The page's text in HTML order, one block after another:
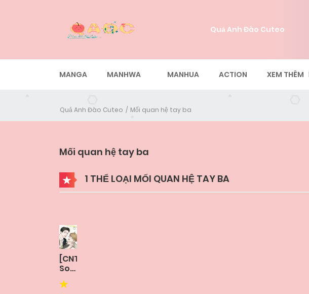
Quả Anh Đào Cuteo
MANGA MANHWA MANHUA ACTION XEM THÊM
Quả Anh Đào Cuteo Mối quan hệ tay ba
Mối quan hệ tay ba
1 THỂ LOẠI MỐI QUAN HỆ TAY BA
[CNT]
Sour
Or
Bitter